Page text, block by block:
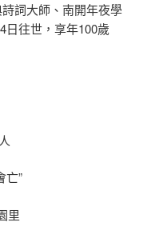
詞大師、南開年夜學
日往世，享年100歲
亡”
里